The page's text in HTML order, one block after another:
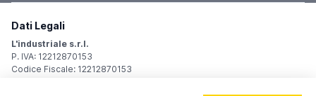
EIKON vmc 800p
Centri di lavoro Verticali Altri
prezzo su richiesta